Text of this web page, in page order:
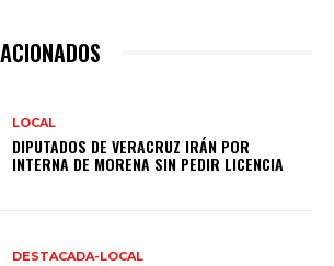
LOCAL
DIPUTADOS DE VERACRUZ IRÁN POR
INTERNA DE MORENA SIN PEDIR LICENCIA
DESTACADA-LOCAL